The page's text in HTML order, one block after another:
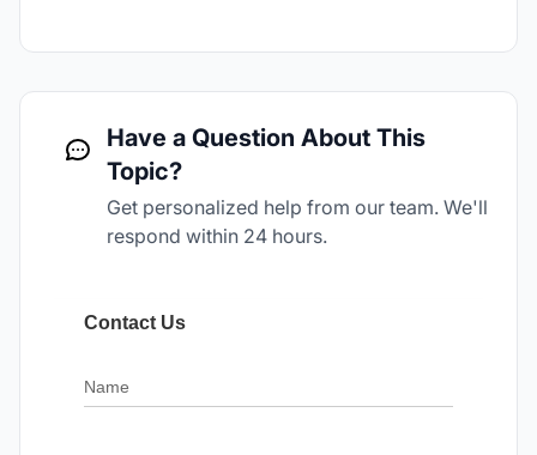
Have a Question About This
Topic?
Get personalized help from our team. We'll
respond within 24 hours.